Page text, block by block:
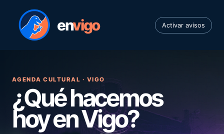
envigo Activar avisos
AGENDA CULTURAL · VIGO
¿Qué hacemos
hoy en Vigo?